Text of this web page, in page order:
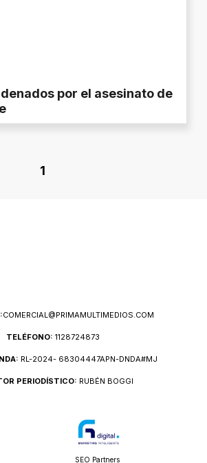
por el asesinato de
1
COMERCIAL@PRIMAMULTIMEDIOS.COM
TELÉFONO: 1128724873
RL-2024- 68304447APN-DNDA#MJ
PERIODÍSTICO: RUBÉN BOGGI
SEO Partners